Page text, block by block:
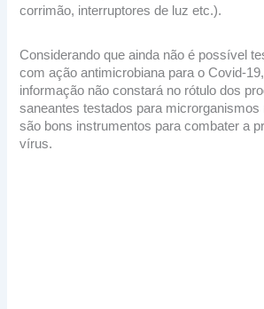
corrimão, interruptores de luz etc.).
Considerando que ainda não é possível
com ação antimicrobiana para o Covid-
informação não constará no rótulo dos
saneantes testados para microrganismos
são bons instrumentos para combater a
vírus.